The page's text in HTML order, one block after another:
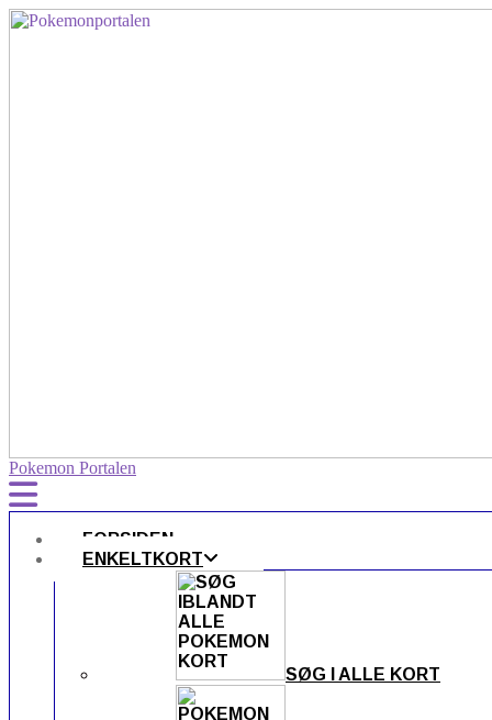
Pokemon Portalen
FORSIDEN
ENKELTKORT
SØG I ALLE KORT